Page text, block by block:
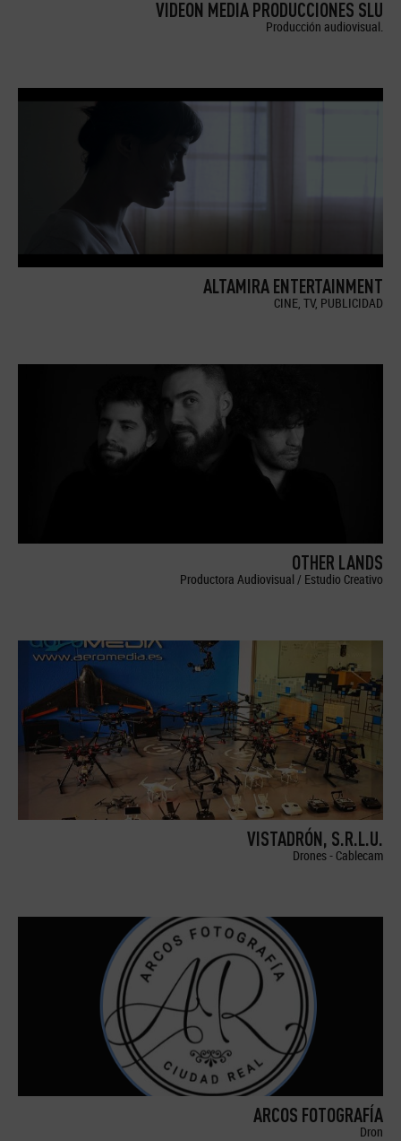
VIDEON MEDIA PRODUCCIONES SLU
Producción audiovisual.
ALTAMIRA ENTERTAINMENT
CINE, TV, PUBLICIDAD
OTHER LANDS
Productora Audiovisual / Estudio Creativo
VISTADRÓN, S.R.L.U.
Drones - Cablecam
ARCOS FOTOGRAFÍA
Dron